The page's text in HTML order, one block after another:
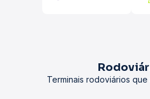
Terminais rodoviários que